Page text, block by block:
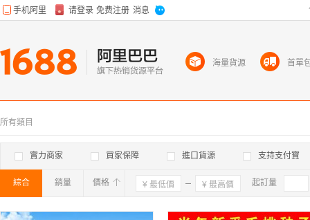
所有類目
實力商家 買家保障 進口貨源 支持支付寶
綜合 銷量 價格 確定 起訂量
海量貨源 首單